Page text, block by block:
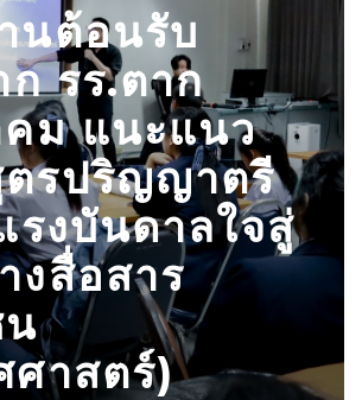
นต้อนรับ
ก รร.ตาก
ม แนะแนว
รปริญญาตรี
รงบันดาลใจสู่
งสื่อสาร
ศาสตร์)